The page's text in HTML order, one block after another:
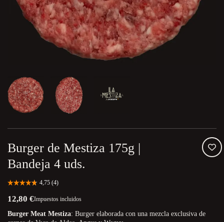
Burger de Mestiza 175g |
Bandeja 4 uds.
12,80 €Impuestos incluidos
Burger Meat Mestiza: Burger elaborada con una mezcla exclusiva de